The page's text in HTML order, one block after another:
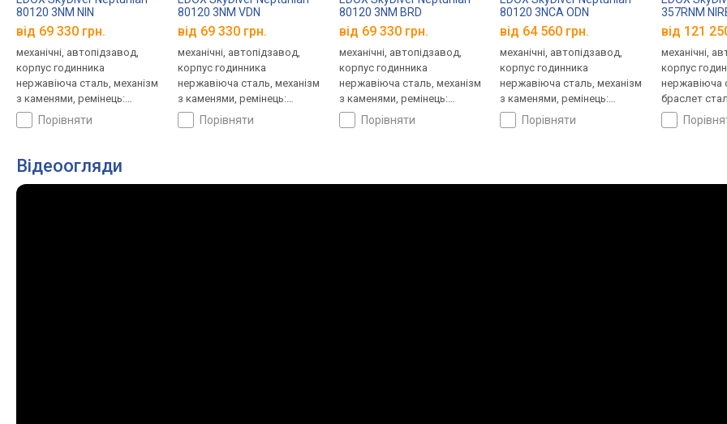
80120 3NM NIN
від 69 330 грн.
механічні, автопідзавод,
корпус годинника
нержавіюча сталь, механізм
з каменями, ремінець:
браслет сталь, WR 1000,
Швейцарія
порівняти
80120 3NM VDN
від 69 330 грн.
механічні, автопідзавод,
корпус годинника
нержавіюча сталь, механізм
з каменями, ремінець:
браслет сталь, WR 1000,
Швейцарія
порівняти
80120 3NM BRD
від 69 330 грн.
механічні, автопідзавод,
корпус годинника
нержавіюча сталь, механізм
з каменями, ремінець:
браслет сталь, WR 1000,
Швейцарія
порівняти
80120 3NCA ODN
від 64 560 грн.
механічні, автопідзавод,
корпус годинника
нержавіюча сталь, механізм
з каменями, ремінець:
ремінець каучук, WR 1000,
Швейцарія
порівняти
357RNM
від 121
механічні,
корпус
нержавіюча
браслет
Швейцарія
Відеоогляди